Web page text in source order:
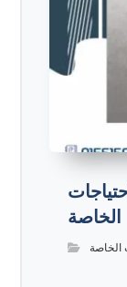
الخاصة
الخاصة